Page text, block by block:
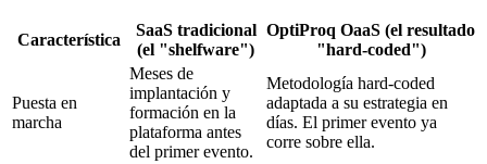
Característica
SaaS tradicional
(el "shelfware")
OptiProq OaaS (el resultado
"hard-coded")
Puesta en
marcha
Meses de
implantación y
formación en la
plataforma antes
del primer evento.
Metodología hard-coded
adaptada a su estrategia en
días. El primer evento ya
corre sobre ella.